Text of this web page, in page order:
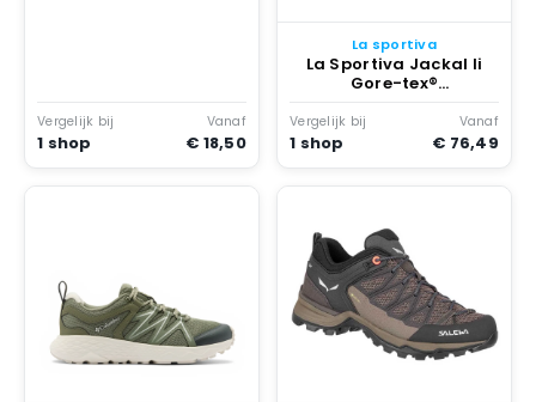
Vergelijk bij
1 shop
Vanaf
€ 18,50
La sportiva
La Sportiva Jackal Ii
Gore-tex®
Wandelschoenen
Gerenoveerd Blauw
Vergelijk bij
1 shop
Vanaf
€ 76,49